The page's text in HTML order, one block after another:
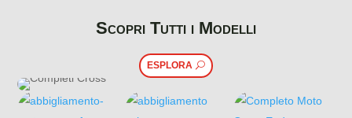
Scopri Tutti i Modelli
ESPLORA